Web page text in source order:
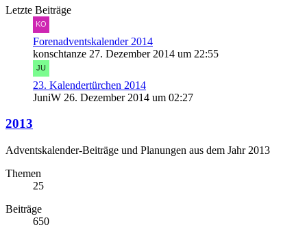
Letzte Beiträge
Forenadventskalender 2014
konschtanze 27. Dezember 2014 um 22:55
23. Kalendertürchen 2014
JuniW 26. Dezember 2014 um 02:27
2013
Adventskalender-Beiträge und Planungen aus dem Jahr 2013
Themen
25
Beiträge
650